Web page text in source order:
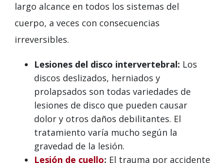
largo alcance en todos los sistemas del
cuerpo, a veces con consecuencias
irreversibles.
Lesiones del disco intervertebral: Los
discos deslizados, herniados y
prolapsados son todas variedades de
lesiones de disco que pueden causar
dolor y otros daños debilitantes. El
tratamiento varía mucho según la
gravedad de la lesión.
Lesión de cuello: El trauma por accidente